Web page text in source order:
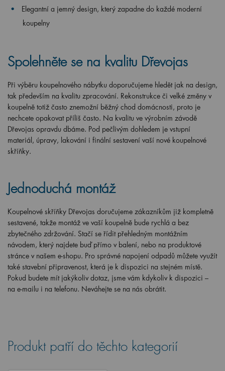
Elegantní a jemný design, který zapadne do každé moderní
koupelny
Spolehněte se na kvalitu Dřevojas
Při výběru koupelnového nábytku doporučujeme hledět jak na design,
tak především na kvalitu zpracování. Rekonstrukce či velké změny v
koupelně totiž často znemožní běžný chod domácnosti, proto je
nechcete opakovat příliš často. Na kvalitu ve výrobním závodě
Dřevojas opravdu dbáme. Pod pečlivým dohledem je vstupní
materiál, úpravy, lakování i finální sestavení vaší nové koupelnové
skříňky.
Jednoduchá montáž
Koupelnové skříňky Dřevojas doručujeme zákazníkům již kompletně
sestavené, takže montáž ve vaší koupelně bude rychlá a bez
zbytečného zdržování. Stačí se řídit přehledným montážním
návodem, který najdete buď přímo v balení, nebo na produktové
stránce v našem e-shopu. Pro správné napojení odpadů můžete využít
také stavební připravenost, která je k dispozici na stejném místě.
Pokud budete mít jakýkoliv dotaz, jsme vám kdykoliv k dispozici –
na e-mailu i na telefonu. Neváhejte se na nás obrátit.
Produkt patří do těchto kategorií